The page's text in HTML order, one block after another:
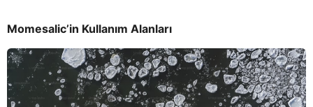
Momesalic’in Kullanım Alanları